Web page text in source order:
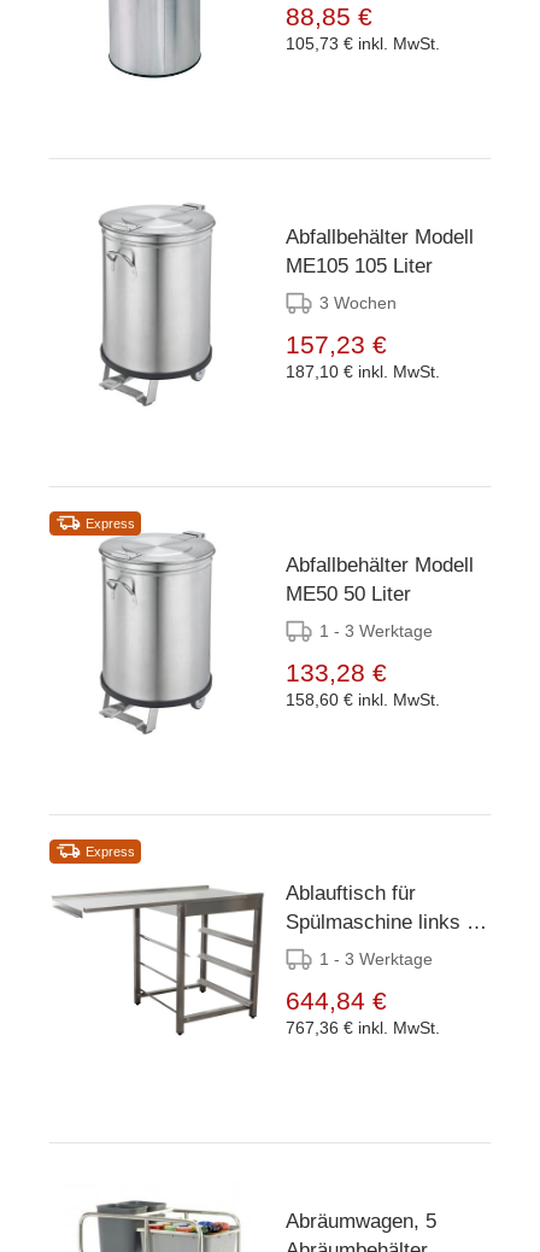
88,85 €
105,73 € inkl. MwSt.
Abfallbehälter Modell
ME105 105 Liter
3 Wochen
157,23 €
187,10 € inkl. MwSt.
Express
Abfallbehälter Modell
ME50 50 Liter
1 - 3 Werktage
133,28 €
158,60 € inkl. MwSt.
Express
Ablauftisch für
Spülmaschine links -
1200x625x(H)786mm
1 - 3 Werktage
644,84 €
767,36 € inkl. MwSt.
Abräumwagen, 5